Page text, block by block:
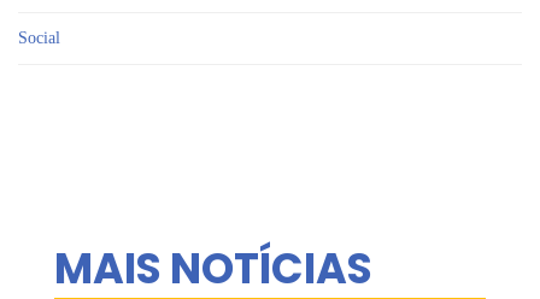
Social
MAIS NOTÍCIAS